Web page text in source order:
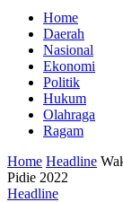
Home
Daerah
Nasional
Ekonomi
Politik
Hukum
Olahraga
Ragam
Home Headline
Pidie 2022
Headline